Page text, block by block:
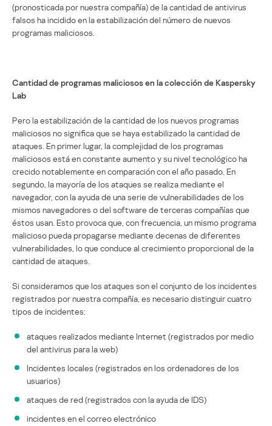
(pronosticada por nuestra compañía) de la cantidad de antivirus
falsos ha incidido en la estabilización del número de nuevos
programas maliciosos.
Cantidad de programas maliciosos en la colección de Kaspersky
Lab
Pero la estabilización de la cantidad de los nuevos programas
maliciosos no significa que se haya estabilizado la cantidad de
ataques. En primer lugar, la complejidad de los programas
maliciosos está en constante aumento y su nivel tecnológico ha
crecido notablemente en comparación con el año pasado. En
segundo, la mayoría de los ataques se realiza mediante el
navegador, con la ayuda de una serie de vulnerabilidades de los
mismos navegadores o del software de terceras compañías que
éstos usan. Esto provoca que, con frecuencia, un mismo programa
malicioso pueda propagarse mediante decenas de diferentes
vulnerabilidades, lo que conduce al crecimiento proporcional de la
cantidad de ataques.
Si consideramos que los ataques son el conjunto de los incidentes
registrados por nuestra compañía, es necesario distinguir cuatro
tipos de incidentes:
ataques realizados mediante Internet (registrados por medio
del antivirus para la web)
Incidentes locales (registrados en los ordenadores de los
usuarios)
ataques de red (registrados con la ayuda de IDS)
incidentes en el correo electrónico